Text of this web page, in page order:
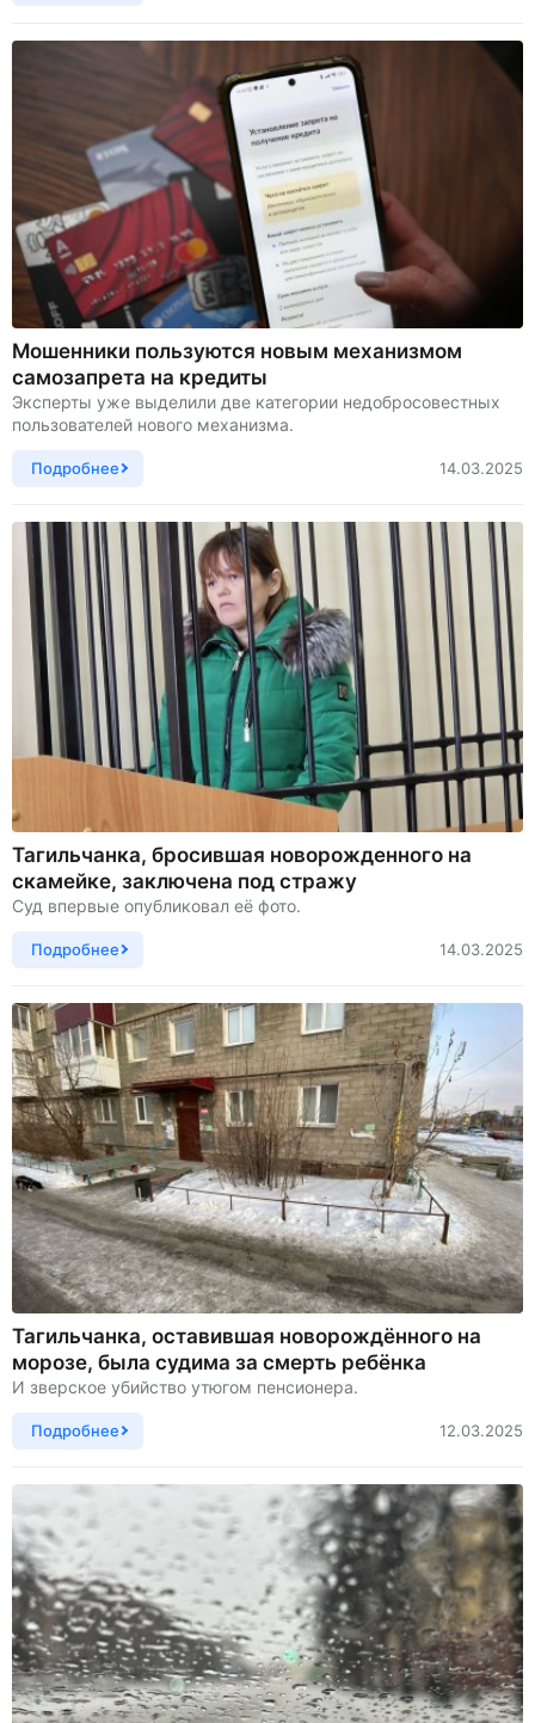
Мошенники пользуются новым механизмом
самозапрета на кредиты
Эксперты уже выделили две категории недобросовестных
пользователей нового механизма.
Подробнее 14.03.2025
Тагильчанка, бросившая новорожденного на
скамейке, заключена под стражу
Суд впервые опубликовал её фото.
Подробнее 14.03.2025
Тагильчанка, оставившая новорождённого на
морозе, была судима за смерть ребёнка
И зверское убийство утюгом пенсионера.
Подробнее 12.03.2025